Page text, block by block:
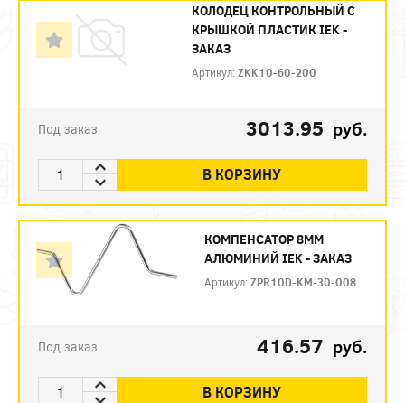
КОЛОДЕЦ КОНТРОЛЬНЫЙ С
КРЫШКОЙ ПЛАСТИК IEK -
ЗАКАЗ
Артикул:ZKK10-60-200
Под заказ 3013.95 руб.
В КОРЗИНУ
КОМПЕНСАТОР 8ММ
АЛЮМИНИЙ IEK - ЗАКАЗ
Артикул:ZPR10D-KM-30-008
Под заказ 416.57 руб.
В КОРЗИНУ